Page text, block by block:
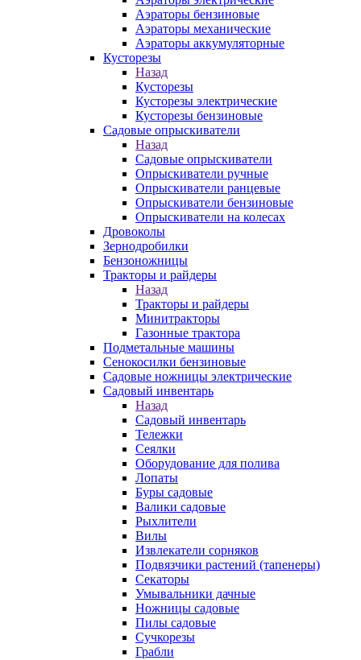
Аэраторы бензиновые
Аэраторы механические
Аэраторы аккумуляторные
Кусторезы
Назад
Кусторезы
Кусторезы электрические
Кусторезы бензиновые
Садовые опрыскиватели
Назад
Садовые опрыскиватели
Опрыскиватели ручные
Опрыскиватели ранцевые
Опрыскиватели бензиновые
Опрыскиватели на колесах
Дровоколы
Зернодробилки
Бензоножницы
Тракторы и райдеры
Назад
Тракторы и райдеры
Минитракторы
Газонные трактора
Подметальные машины
Сенокосилки бензиновые
Садовые ножницы электрические
Садовый инвентарь
Назад
Садовый инвентарь
Тележки
Сеялки
Оборудование для полива
Лопаты
Буры садовые
Валики садовые
Рыхлители
Вилы
Извлекатели сорняков
Подвязчики растений (тапенеры)
Секаторы
Умывальники дачные
Ножницы садовые
Пилы садовые
Сучкорезы
Грабли